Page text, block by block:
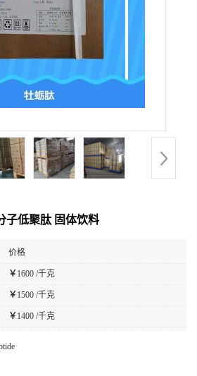
子低聚肽 固体饮料
价格
￥ 1600 /千克
￥ 1500 /千克
￥ 1400 /千克